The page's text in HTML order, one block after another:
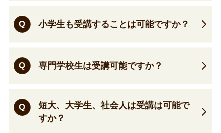
Q 小学生も受講することは可能ですか？
Q 専門学校生は受講可能ですか？
Q
短大、大学生、社会人は受講は可能で
すか？